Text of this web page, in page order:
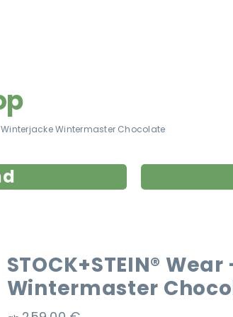
Winterjacke Wintermaster Chocolate
STOCK+STEIN®
Wintermaster